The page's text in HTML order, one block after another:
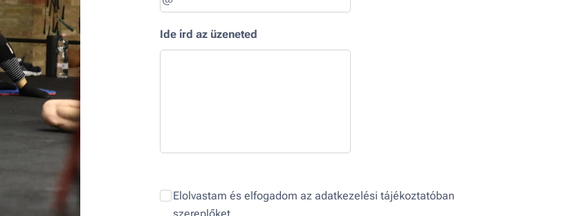
Ide írd az üzeneted
Elolvastam és elfogadom az adatkezelési tájékoztatóban